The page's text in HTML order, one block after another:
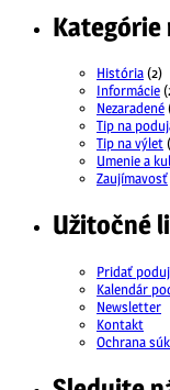
Kategórie
História(2)
Informácie
Nezaradené
Tip na
Tip na výlet
Umenie a
Zaujímavosť
Užitočné
Pridať
Kalendár
Newsletter
Kontakt
Ochrana